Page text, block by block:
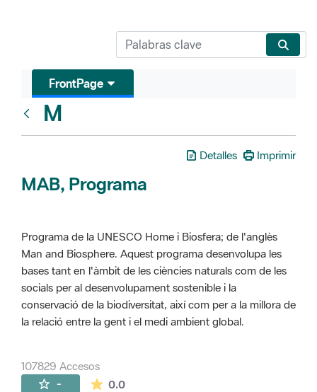
FrontPage
M
Detalles Imprimir
MAB, Programa
Programa de la UNESCO Home i Biosfera; de l'anglès
Man and Biosphere. Aquest programa desenvolupa les
bases tant en l'àmbit de les ciències naturals com de les
socials per al desenvolupament sostenible i la
conservació de la biodiversitat, així com per a la millora de
la relació entre la gent i el medi ambient global.
107829 Accesos
- 0.0La valoración media es de 0 estrellas de